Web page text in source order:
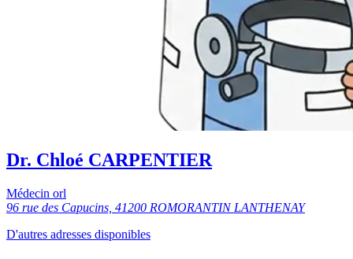
Dr. Chloé CARPENTIER
Médecin orl
96 rue des Capucins, 41200 ROMORANTIN LANTHENAY
D'autres adresses disponibles